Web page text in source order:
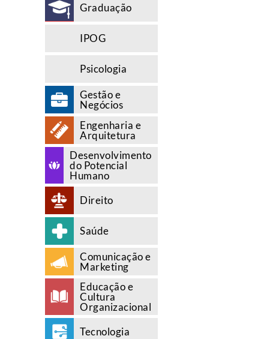
Graduação
IPOG
Psicologia
Gestão e
Negócios
Engenharia e
Arquitetura
Desenvolvimento
do Potencial
Humano
Direito
Saúde
Comunicação e
Marketing
Educação e
Cultura
Organizacional
Tecnologia